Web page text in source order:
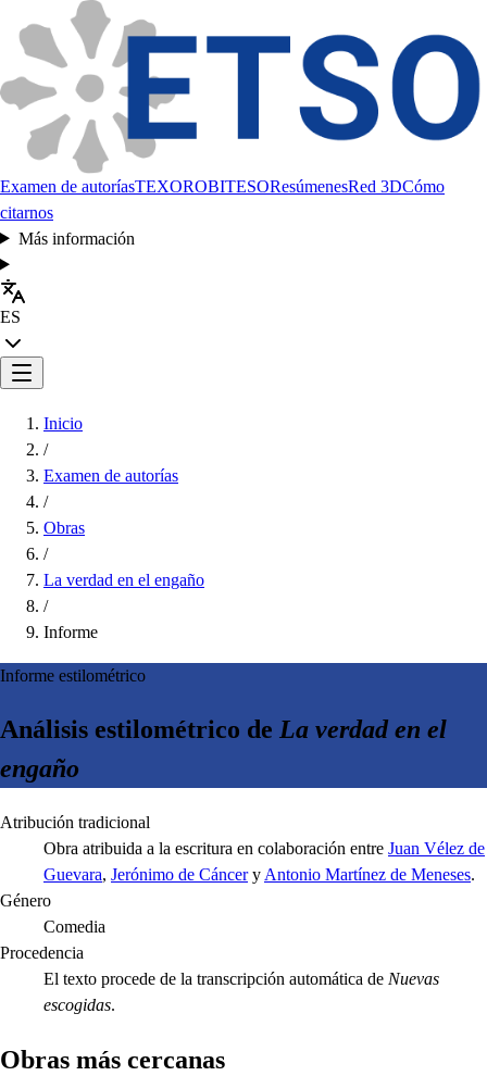
Examen de autoríasTEXOROBITESOResúmenesRed 3DCómo
citarnos
Más información
ES
Inicio
/
Examen de autorías
/
Obras
/
La verdad en el engaño
/
Informe
Informe estilométrico
Análisis estilométrico de La verdad en el
engaño
Atribución tradicional
Obra atribuida a la escritura en colaboración entre Juan Vélez de
Guevara, Jerónimo de Cáncery Antonio Martínez de Meneses.
Género
Comedia
Procedencia
El texto procede de la transcripción automática de Nuevas
escogidas.
Obras más cercanas